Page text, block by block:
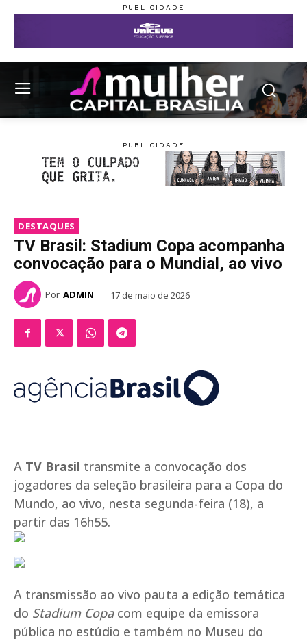
DESTAQUES
TV Brasil: Stadium Copa acompanha
convocação para o Mundial, ao vivo
Por ADMIN 17 de maio de 2026
A TV Brasil transmite a convocação dos
jogadores da seleção brasileira para a Copa do
Mundo, ao vivo, nesta segunda-feira (18), a
partir das 16h55.
A transmissão ao vivo pauta a edição temática
do Stadium Copacom equipe da emissora
pública no estúdio e também no Museu do